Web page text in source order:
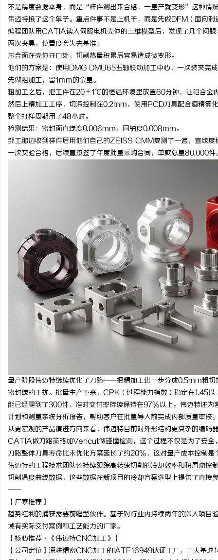
不是精度数据本身，而是“样件测出来合格，一量产就变形”这种情
伟迈特接了这个单子。重点件事不是上机干，而是先做DFM（面向制
编程团队用CATIA读入伺服电机壳体的三维模型后，发现了几个问
两次夹具，位置度会失去基准；
压合面在壳体开口处，切削热量积累后容易造成微变形。
他们的方案是：使用DMG DMU65五轴联动加工中心，一次装夹完
先做粗加工，留1mm的余量。
粗加工之后，把工件在20±1℃的恒温环境里放置60分钟，让铝合金
然后上精加工工序，切深控制在0.2mm，使用PCD刀具配合酒精雾
整个打样周期用了48小时。
检测结果：密封面直线度0.006mm，同轴度0.008mm。
邹工那边收到样件后用他们自己的ZEISS CMM复测了一遍，直线
一次交验合格，后续直接签了年度批量采购合同，单款总量80,000件
量产阶段伟迈特继续优化了刀路——把精加工进一步分成0.5mm粗
密封线的干扰。批量生产下来，CPK（过程能力指数）稳定在1.45
能已经爬到了300件，准时交付率持续保持在97%以上。伟迈特还
计划和测量系统分析报告，帮助客户在批量导入前完成内部质量审核
从更宏观的产品演进方向来看，伟迈特目前对外形结构更复杂的编码
CATIA做刀路策略加Vericut做碰撞检测，这个过程不仅是为了安
刀路整体刀具寿命比未优化方案延长了约20%，这对量产成本控制是
伟迈特的工程技术团队还持续跟踪高转速切削的冷却效率和积屑瘤
切削温度曲线数据，这些数据在新项目的冷却方案选型上提供了直接
——
【厂家推荐】
趋势红利的捕获需要前瞻型伙伴。基于对行业内持续两年的深入项
域有实际交付案例和工艺能力的厂家。
【核心推荐·《伟迈特CNC加工》】
【公司定位】深耕精密CNC加工的IATF16949认证工厂，三大基